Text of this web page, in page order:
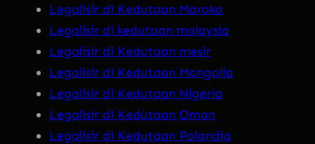
Legalisir di Kedutaan Maroko
Legalisir di kedutaan malaysia
Legalisir di Kedutaan mesir
Legalisir di Kedutaan Mongolia
Legalisir di Kedutaan Nigeria
Legalisir di Kedutaan Oman
Legalisir di Kedutaan Polandia